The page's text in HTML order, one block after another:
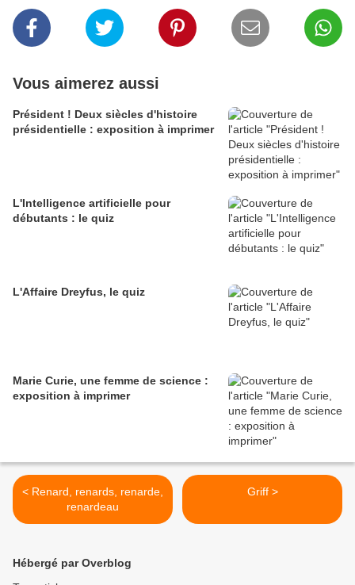
Vous aimerez aussi
Président ! Deux siècles d'histoire
présidentielle : exposition à imprimer
L'Intelligence artificielle pour
débutants : le quiz
L'Affaire Dreyfus, le quiz
Marie Curie, une femme de science :
exposition à imprimer
< Renard, renards, renarde,
renardeau
Griff >
Hébergé par Overblog